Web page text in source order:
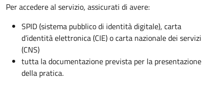
Per accedere al servizio, assicurati di avere:
SPID (sistema pubblico di identità digitale), carta
d’identità elettronica (CIE) o carta nazionale dei servizi
(CNS)
tutta la documentazione prevista per la presentazione
della pratica.